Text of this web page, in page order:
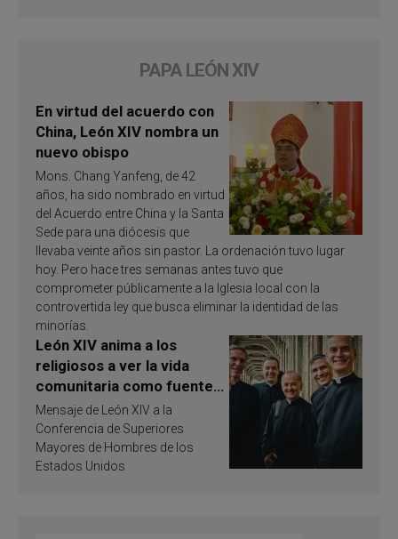
PAPA LEÓN XIV
En virtud del acuerdo con
China, León XIV nombra un
nuevo obispo
Mons. Chang Yanfeng, de 42
años, ha sido nombrado en virtud
del Acuerdo entre China y la Santa
Sede para una diócesis que
llevaba veinte años sin pastor. La ordenación tuvo lugar
hoy. Pero hace tres semanas antes tuvo que
comprometer públicamente a la Iglesia local con la
controvertida ley que busca eliminar la identidad de las
minorías.
León XIV anima a los
religiosos a ver la vida
comunitaria como fuente
de inspiración y
santificación
Mensaje de León XIV a la
Conferencia de Superiores
Mayores de Hombres de los
Estados Unidos